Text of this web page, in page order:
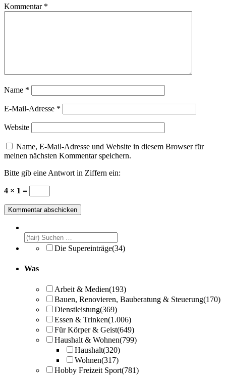
Kommentar *
Name *
E-Mail-Adresse *
Website
Name, E-Mail-Adresse und Website in diesem Browser für
meinen nächsten Kommentar speichern.
Bitte gib eine Antwort in Ziffern ein:
4 × 1 =
Die Supereinträge(34)
Was
Arbeit & Medien(193)
Bauen, Renovieren, Bauberatung & Steuerung(170)
Dienstleistung(369)
Essen & Trinken(1.006)
Für Körper & Geist(649)
Haushalt & Wohnen(799)
Haushalt(320)
Wohnen(317)
Hobby Freizeit Sport(781)